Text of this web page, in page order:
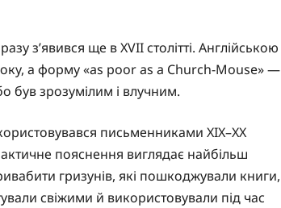
з’явився ще в XVII столітті. Англійською
а форму «as poor as a Church-Mouse» —
зрозумілим і влучним.
письменниками XIX–XX
пояснення виглядає найбільш
гризунів, які пошкоджували книги,
свіжими й використовували під час